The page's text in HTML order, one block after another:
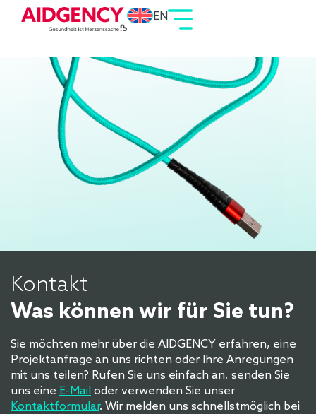
EN
Kontakt
Was können wir für Sie tun?
Sie möchten mehr über die AIDGENCY erfahren, eine
Projektanfrage an uns richten oder Ihre Anregungen
mit uns teilen? Rufen Sie uns einfach an, senden Sie
uns eine E-Mail oder verwenden Sie unser
Kontaktformular. Wir melden uns schnellstmöglich bei